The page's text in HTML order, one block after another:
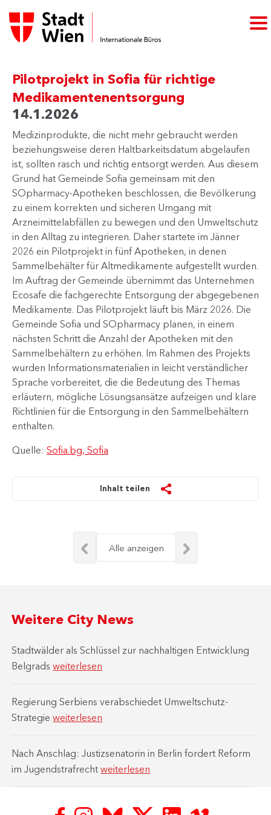
Pilotprojekt in Sofia für richtige
Medikamentenentsorgung
14.1.2026
Medizinprodukte, die nicht mehr gebraucht werden ​
beziehungsweise deren Haltbarkeitsdatum abgelaufen
ist, sollten rasch und richtig entsorgt werden. Aus diesem
Grund hat Gemeinde Sofia gemeinsam mit den
SOpharmacy-Apotheken beschlossen, die Bevölkerung
zu einem korrekten und sicheren Umgang mit
Arzneimittelabfällen zu bewegen und den Umweltschutz
in den Alltag zu integrieren. Daher startete im Jänner
2026 ein Pilotprojekt in fünf Apotheken, in denen
Sammelbehälter für Altmedikamente aufgestellt wurden.
Im Auftrag der Gemeinde übernimmt das Unternehmen ​
Ecosafe die fachgerechte Entsorgung der abgegebenen
Medikamente. Das Pilotprojekt läuft bis März 2026. Die
Gemeinde Sofia und SOpharmacy planen, in einem
nächsten Schritt die Anzahl der Apotheken mit den
Sammelbehältern zu erhöhen. Im Rahmen des Projekts
wurden Informationsmaterialien in leicht verständlicher
Sprache vorbereitet, die die Bedeutung des Themas
erläutern, mögliche Lösungsansätze aufzeigen und klare
Richtlinien für die Entsorgung in den Sammelbehältern
enthalten.​
Quelle: Sofia.bg, Sofia
Inhalt teilen
Alle anzeigen
Weitere City News
Stadtwälder als Schlüssel zur nachhaltigen Entwicklung
Belgradsweiterlesen
Regierung Serbiens verabschiedet Umweltschutz-
Strategieweiterlesen
Nach Anschlag: Justizsenatorin in Berlin fordert Reform
im Jugendstrafrechtweiterlesen